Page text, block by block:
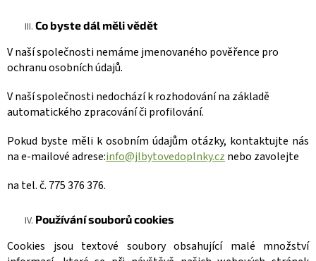
Co byste dál měli vědět
V naší společnosti nemáme jmenovaného pověřence pro
ochranu osobních údajů.
V naší společnosti nedocházík rozhodování na základě
automatického zpracování či profilování.
Pokud byste měli k osobním údajům otázky, kontaktujte nás
na e-mailové adrese:info@jlbytovedoplnky.cz nebo zavolejte
na tel. č. 775 376 376.
Používání souborů cookies
Cookies jsou textové soubory obsahující malé množství